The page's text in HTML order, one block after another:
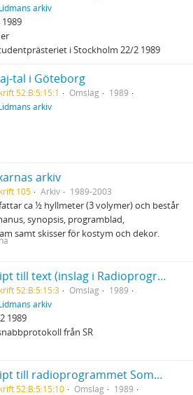
arkiv
i Stockholm 22/2 1989
tal i Göteborg
52:B:5:15:1 Omslag
1989
arkiv
arkiv
105 Arkiv 1989-2003
ca ½ hyllmeter (3 volymer) och består
synopsis, programblad,
samt skisser för kostym och dekor.
Manuskript till text (inslag i Radioprogrammet OBS?)
52:B:5:15:3 Omslag
1989
arkiv
1989
från SR
Manuskript till radioprogrammet Sommar
52:B:5:15:10 Omslag
1989